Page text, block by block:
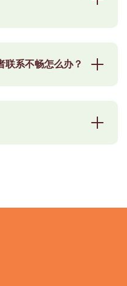
空间和培养在日常工
联系不畅怎么办？
供商。您的满意和舒